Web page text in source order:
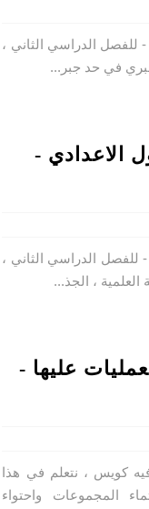
- للفصل الدراسي الثاني ،
في حد جبر...
الاعدادي -
للفصل الدراسي الثاني ،
، الجذ...
والعمليات عليها -
كويس ، نتعلم في هذا
المجموعات واحتواء